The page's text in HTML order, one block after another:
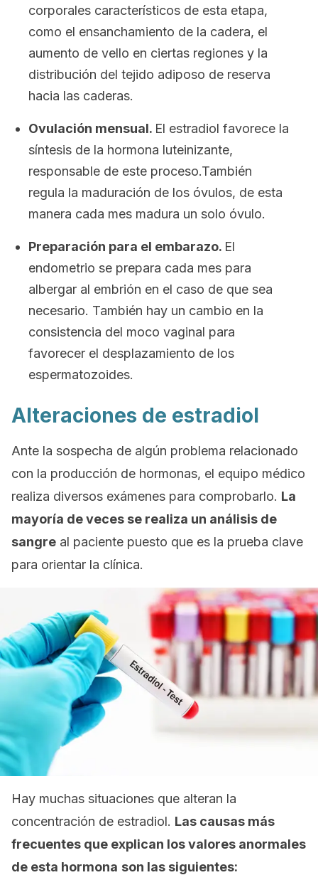
corporales característicos de esta etapa,
como el ensanchamiento de la cadera, el
aumento de vello en ciertas regiones y la
distribución del tejido adiposo de reserva
hacia las caderas.
Ovulación mensual. El estradiol favorece la
síntesis de la hormona luteinizante,
responsable de este proceso.También
regula la maduración de los óvulos, de esta
manera cada mes madura un solo óvulo.
Preparación para el embarazo. El
endometrio se prepara cada mes para
albergar al embrión en el caso de que sea
necesario. También hay un cambio en la
consistencia del moco vaginal para
favorecer el desplazamiento de los
espermatozoides.
Alteraciones de estradiol
Ante la sospecha de algún problema relacionado
con la producción de hormonas, el equipo médico
realiza diversos exámenes para comprobarlo. La
mayoría de veces se realiza un análisis de
sangre al paciente puesto que es la prueba clave
para orientar la clínica.
Hay muchas situaciones que alteran la
concentración de estradiol. Las causas más
frecuentes que explican los valores anormales
de esta hormona son las siguientes: